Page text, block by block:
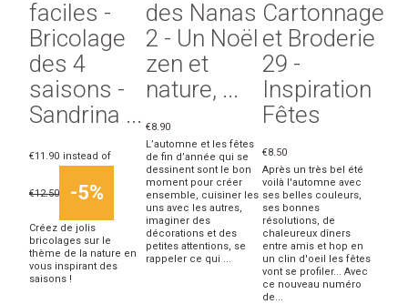
faciles -
Bricolage
des 4
saisons -
Sandrina ...
€11.90 instead of
€12.50 -5%
Créez de jolis
bricolages sur le
thème de la nature en
vous inspirant des
saisons !
des Nanas
2 - Un Noël
zen et
nature, ...
€8.90
L’automne et les fêtes
de fin d’année qui se
dessinent sont le bon
moment pour créer
ensemble, cuisiner les
uns avec les autres,
imaginer des
décorations et des
petites attentions, se
rappeler ce qui ...
Cartonnage
et Broderie
29 -
Inspiration
Fêtes
€8.50
Après un très bel été
voilà l'automne avec
ses belles couleurs,
ses bonnes
résolutions, de
chaleureux dîners
entre amis et hop en
un clin d'oeil les fêtes
vont se profiler... Avec
ce nouveau numéro
de...